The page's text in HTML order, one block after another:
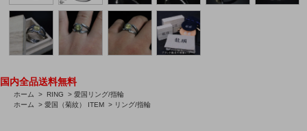
国内全品送料無料
ホーム > RING > 愛国リング/指輪
ホーム
> 愛国（菊紋） ITEM > リング/指輪